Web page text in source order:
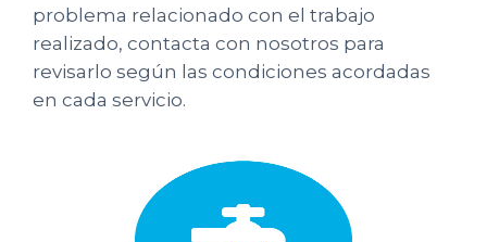
problema relacionado con el trabajo
realizado, contacta con nosotros para
revisarlo según las condiciones acordadas
en cada servicio.